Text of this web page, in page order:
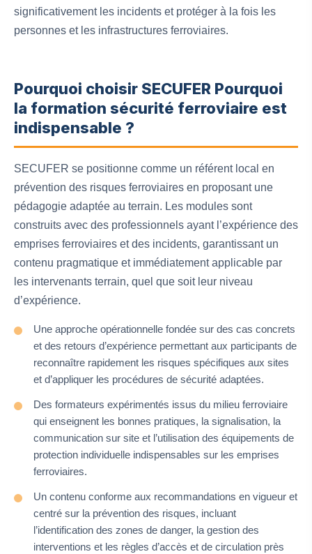
significativement les incidents et protéger à la fois les
personnes et les infrastructures ferroviaires.
Pourquoi choisir SECUFER Pourquoi
la formation sécurité ferroviaire est
indispensable ?
SECUFER se positionne comme un référent local en
prévention des risques ferroviaires en proposant une
pédagogie adaptée au terrain. Les modules sont
construits avec des professionnels ayant l’expérience des
emprises ferroviaires et des incidents, garantissant un
contenu pragmatique et immédiatement applicable par
les intervenants terrain, quel que soit leur niveau
d’expérience.
Une approche opérationnelle fondée sur des cas concrets
et des retours d’expérience permettant aux participants de
reconnaître rapidement les risques spécifiques aux sites
et d’appliquer les procédures de sécurité adaptées.
Des formateurs expérimentés issus du milieu ferroviaire
qui enseignent les bonnes pratiques, la signalisation, la
communication sur site et l’utilisation des équipements de
protection individuelle indispensables sur les emprises
ferroviaires.
Un contenu conforme aux recommandations en vigueur et
centré sur la prévention des risques, incluant
l’identification des zones de danger, la gestion des
interventions et les règles d’accès et de circulation près